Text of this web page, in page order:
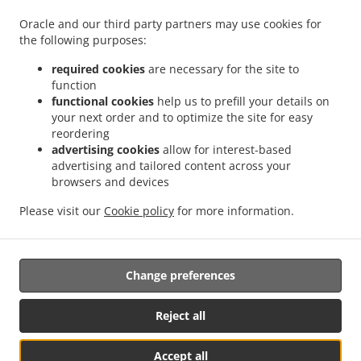
Oracle and our third party partners may use cookies for
the following purposes:
required cookies are necessary for the site to
function
functional cookies help us to prefill your details on
your next order and to optimize the site for easy
reordering
advertising cookies allow for interest-based
advertising and tailored content across your
browsers and devices
Please visit our Cookie policy for more information.
Accept all
Reject all
Change preferences
Sicilian Доставка еды в Luerenzweiler Hielem
.
Sicilian Доставка еды в
Luerenzweiler . Sicilian Доставка еды в Helmdange
Sicilian Доставка еды в Kehlen Brameschhaff
Sicilian Доставка еды в
Sicilian Доставка еды в Contern
Доставка еды в Findel Hamm . Sicilian Доставка еды в Findel
Sicilian Доставка
еды в Roeser Kockelscheuer
Sicilian Доставка еды в Roeser Gasperich
Доставка еды в Roeser Alzingen . Sicilian Доставка еды в Roeser Bivange
Доставка еды в Roeser Fentange
. Sicilian Доставка еды в Roeser
Доставка еды в Sandweiler Findel . Sicilian Доставка еды в Sandweiler Hamm
Sicilian Доставка еды в Sandweiler
Sicilian Доставка еды в Hunsdorf